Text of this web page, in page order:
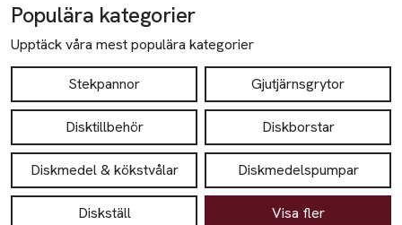
Populära kategorier
Upptäck våra mest populära kategorier
Stekpannor Gjutjärnsgrytor
Disktillbehör Diskborstar
Diskmedel & kökstvålar Diskmedelspumpar
Diskställ Visa fler